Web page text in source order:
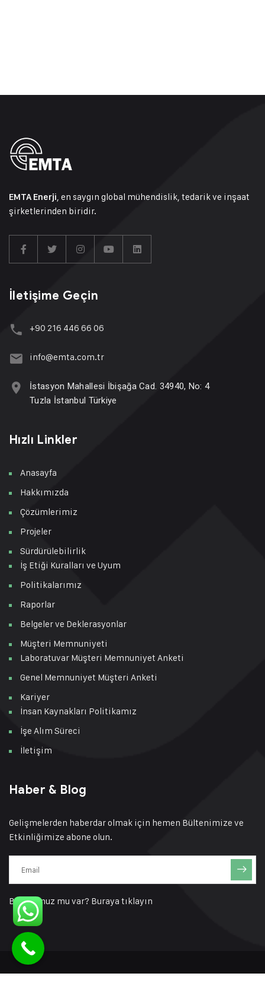
EMTA Enerji, en saygın global mühendislik, tedarik ve inşaat
şirketlerinden biridir.
İletişime Geçin
+90 216 446 66 06
info@emta.com.tr
İstasyon Mahallesi İbişağa Cad. 34940, No: 4
Tuzla İstanbul Türkiye
Hızlı Linkler
Anasayfa
Hakkımızda
Çözümlerimiz
Projeler
Sürdürülebilirlik
İş Etiği Kuralları ve Uyum
Politikalarımız
Raporlar
Belgeler ve Deklerasyonlar
Müşteri Memnuniyeti
Laboratuvar Müşteri Memnuniyet Anketi
Genel Memnuniyet Müşteri Anketi
Kariyer
İnsan Kaynakları Politikamız
İşe Alım Süreci
İletişim
Haber & Blog
Gelişmelerden haberdar olmak için hemen Bültenimize ve
Etkinliğimize abone olun.
Bir sorunuz mu var? Buraya tıklayın